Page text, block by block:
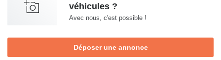
véhicules ?
Avec nous, c'est possible !
Déposer une annonce